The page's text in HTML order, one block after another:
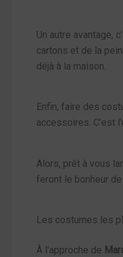
Un autre avantage,
cartons et de la
déjà à la maison.
Enfin, faire des
accessoires. C’est
Alors, prêt à vous
feront le bonheur
Les costumes les
À l’approche de